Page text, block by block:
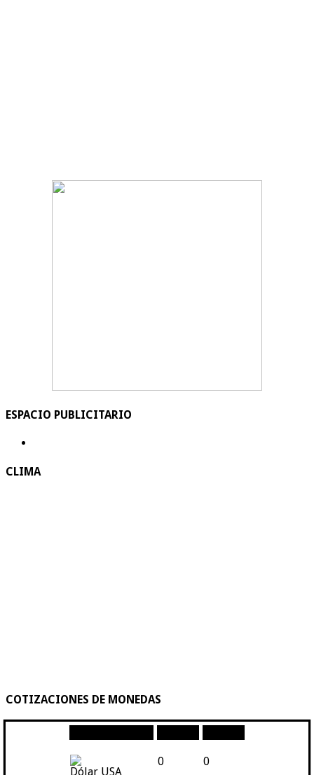
ESPACIO PUBLICITARIO
CLIMA
COTIZACIONES DE MONEDAS
Dólar USA
0 0